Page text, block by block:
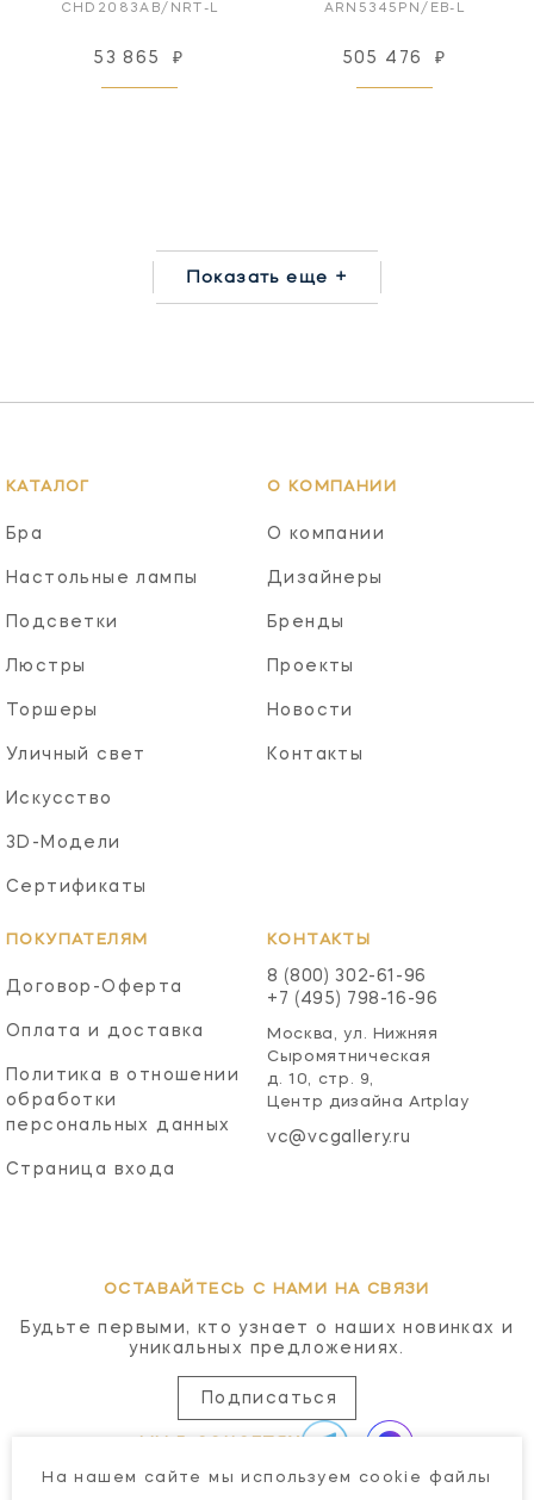
CHD2083AB/NRT-L
53 865 ₽
ARN5345PN/EB-L
505 476 ₽
Показать еще +
КАТАЛОГ
Бра
Настольные лампы
Подсветки
Люстры
Торшеры
Уличный свет
Искусство
3D-Модели
Сертификаты
О КОМПАНИИ
О компании
Дизайнеры
Бренды
Проекты
Новости
Контакты
ПОКУПАТЕЛЯМ
Договор-Оферта
Оплата и доставка
Политика в отношении
обработки
персональных данных
Страница входа
КОНТАКТЫ
8 (800) 302-61-96
+7 (495) 798-16-96
Москва, ул. Нижняя
Сыромятническая
д. 10, стр. 9,
Центр дизайна Artplay
vc@vcgallery.ru
ОСТАВАЙТЕСЬ С НАМИ НА СВЯЗИ
Будьте первыми, кто узнает о наших новинках и
уникальных предложениях.
Подписаться
На нашем сайте мы используем cookie файлы